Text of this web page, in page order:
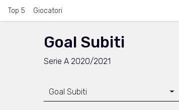
Top 5 Giocatori
Goal Subiti
Serie A 2020/2021
Goal Subiti